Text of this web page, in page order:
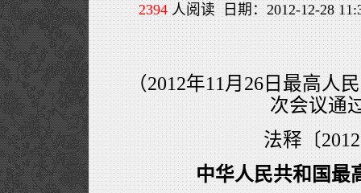
2394人阅读 日期：2012-12-28
（2012年11月26日最高人
次会议通
法释〔
中华人民共和国最